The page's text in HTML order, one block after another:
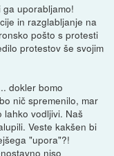
uporabljamo!
in razglabljanje na
pošto s protesti
protestov še svojim
dokler bomo
nič spremenilo, mar
lahko vodljivi. Naš
Veste kakšen bi
"upora"?!
niso